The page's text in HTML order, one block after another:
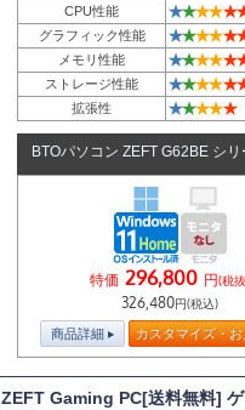
CPU性能
★★★★★
グラフィック性能 ★★★★★
メモリ性能 ★★★★★
ストレージ性能 ★★★★★
拡張性 ★★★★★
BTOパソコン ZEFT G62BE シリ
特価 296,800 円(税
326,480円(税込)
商品詳細 カスタマイズ・
ZEFT Gaming PC[送料無料]